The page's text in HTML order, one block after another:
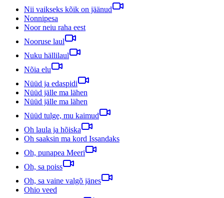
Nii vaikseks kõik on jäänud
Nonnipesa
Noor neiu raha eest
Nooruse laul
Nuku hällilaul
Nõia elu
Nüüd ja edaspidi
Nüüd jälle ma lähen
Nüüd jälle ma lähen
Nüüd tulge, mu kaimud
Oh laula ja hõiska
Oh saaksin ma kord Issandaks
Oh, punapea Meeri
Oh, sa poiss
Oh, sa vaine valgõ jänes
Ohio veed